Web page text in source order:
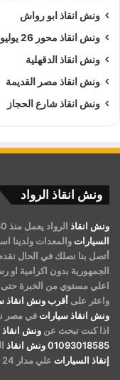
ونش انقاذ ابو رواش
ونش انقاذ محور 26 يوليو
ونش انقاذ الدقهلية
ونش انقاذ مصر القديمة
ونش انقاذ شارع الحجاز
ونش انقاذ الرواد
ونش انقاذ الرواد يعمل منذ 30 عام ومتخصصون في
السيارات
أتصل بنا نصلك في الحال
الجمهورية بدون اكرامية
اعلي مستوي من الخبرة حتى
واعثر على أقرب ونش انقاذ
ونش انقاذ سيارات في مصر
اذا كنت تبحث عن ونش انقاذ
01093018585ونش انقاذ
إنقاذ السيارات علي مدار 24 ساعة بدون اكرامية او رسوم اضافية.